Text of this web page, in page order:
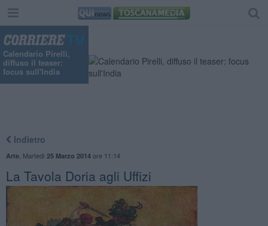
Calendario Pirelli,
diffuso il teaser:
focus sull'India
Indietro
Arte, Martedì 25 Marzo 2014ore 11:14
La Tavola Doria agli Uffizi